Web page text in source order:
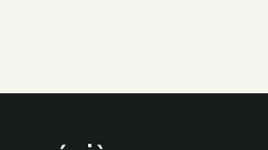
la clôture comptable,
responsables valident via un workflow